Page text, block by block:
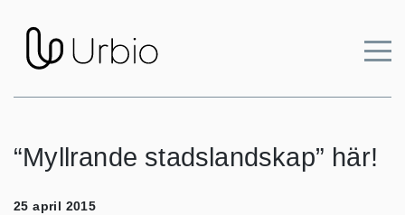
“Myllrande stadslandskap” här!
25 april 2015